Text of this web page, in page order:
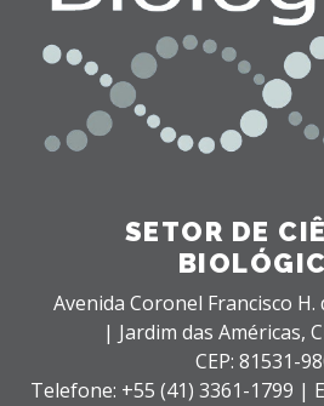
SETOR DE
Avenida Coronel Francisco H.
| Jardim das Américas,
CEP: 81531-
Telefone: +55 (41) 3361-1799 |